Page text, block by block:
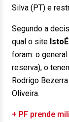
Silva (PT) e
Segundo a
qual o site IstoÉ
foram: o
reserva), o
Rodrigo
Oliveira.
+ PF prende